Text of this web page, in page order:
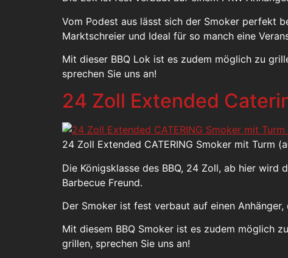
Vom Podest aus lässt sich der Smoker perfekt
Marktschreier und Ideal für so manch eine
Mit dieser BBQ Lok ist es zudem möglich zu
sprechen Sie uns an!
24 Zoll Extended
24 Zoll Extended CATERING Smoker mit Turm
Die Königsklasse des BBQ, 24 Zoll, ab hier
Barbecue Freund.
Der Smoker ist fest verbaut auf einen
Mit diesem BBQ Smoker ist es zudem möglich
grillen, sprechen Sie uns an!